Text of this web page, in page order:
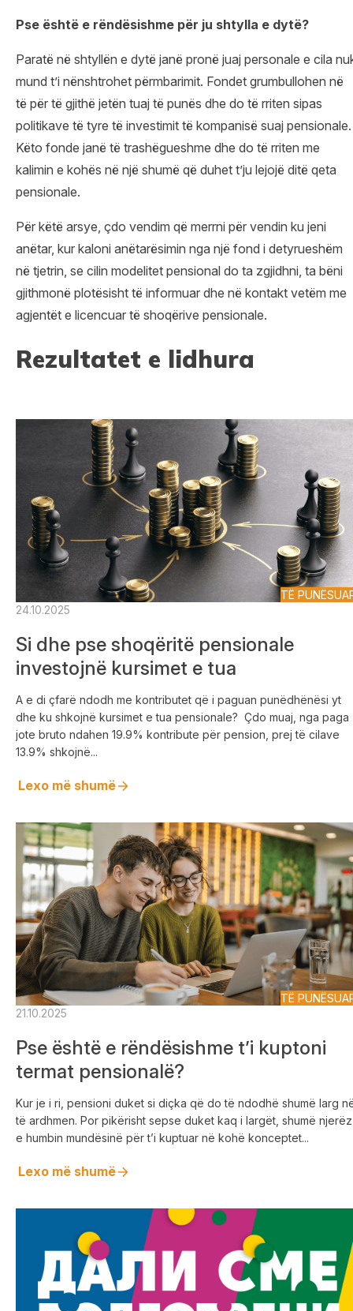
Pse është e rëndësishme për ju shtylla e dytë?
Paratë në shtyllën e dytë janë pronë juaj personale e cila
mund t’i nënshtrohet përmbarimit. Fondet grumbullohen në
të për të gjithë jetën tuaj të punës dhe do të rriten sipas
politikave të tyre të investimit të kompanisë suaj pensionale.
Këto fonde janë të trashëgueshme dhe do të rriten me
kalimin e kohës në një shumë që duhet t’ju lejojë ditë qeta
pensionale.
Për këtë arsye, çdo vendim që merrni për vendin ku jeni
anëtar, kur kaloni anëtarësimin nga një fond i detyrueshëm
në tjetrin, se cilin modelitet pensional do ta zgjidhni, ta bëni
gjithmonë plotësisht të informuar dhe në kontakt vetëm me
agjentët e licencuar të shoqërive pensionale.
Rezultatet e lidhura
TË
24.10.2025
Si dhe pse shoqëritë pensionale
investojnë kursimet e tua
A e di çfarë ndodh me kontributet që i paguan punëdhënësi yt
dhe ku shkojnë kursimet e tua pensionale? Çdo muaj, nga paga
jote bruto ndahen 19.9% kontribute për pension, prej të cilave
13.9% shkojnë...
Lexo më shumë
TË
21.10.2025
Pse është e rëndësishme t’i kuptoni
termat pensionalë?
Kur je i ri, pensioni duket si diçka që do të ndodhë shumë larg
të ardhmen. Por pikërisht sepse duket kaq i largët, shumë njerëz
e humbin mundësinë për t’i kuptuar në kohë konceptet...
Lexo më shumë